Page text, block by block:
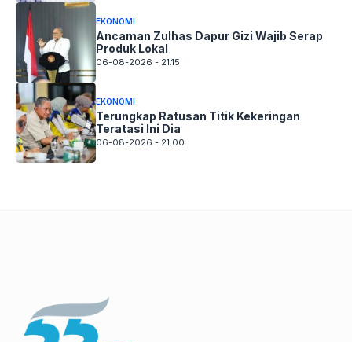
EKONOMI
Ancaman Zulhas Dapur Gizi Wajib Serap
Produk Lokal
06-08-2026 - 21.15
EKONOMI
Terungkap Ratusan Titik Kekeringan
Teratasi Ini Dia
06-08-2026 - 21.00